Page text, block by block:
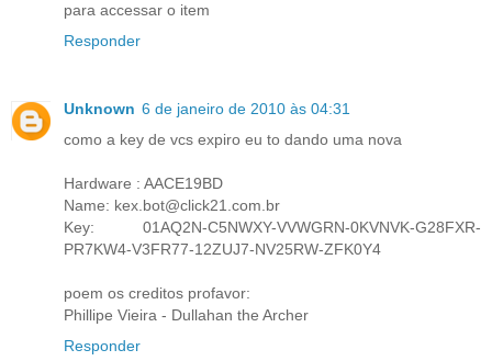
para accessar o item
Responder
Unknown 6 de janeiro de 2010 às 04:31
como a key de vcs expiro eu to dando uma nova
Hardware : AACE19BD
Name: kex.bot@click21.com.br
Key: 01AQ2N-C5NWXY-VVWGRN-0KVNVK-G28FXR-
PR7KW4-V3FR77-12ZUJ7-NV25RW-ZFK0Y4
poem os creditos profavor:
Phillipe Vieira - Dullahan the Archer
Responder